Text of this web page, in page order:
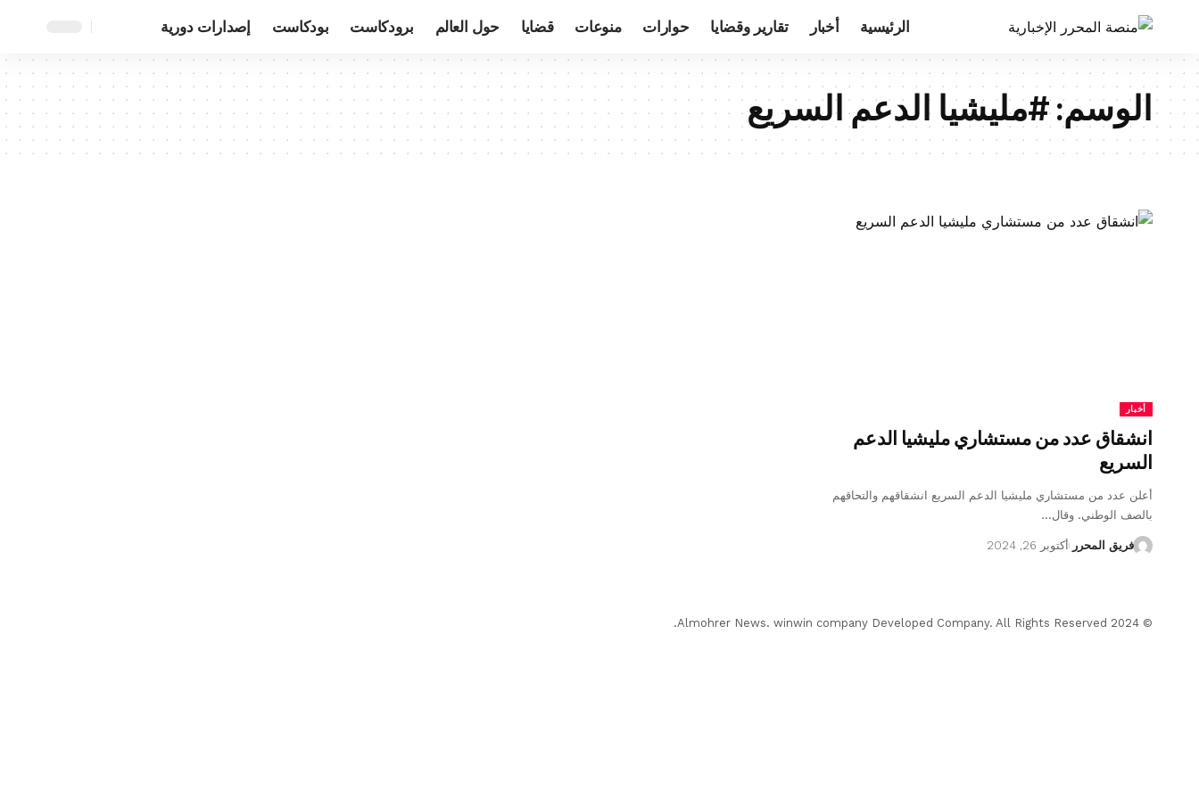
الرئيسية أخبار تقارير وقضايا حوارات منوعات قضايا حول العالم برودكاست بودكاست إصدارات دورية
الوسم:#مليشيا الدعم السريع
أخبار
انشقاق عدد من مستشاري مليشيا الدعم
السريع
أعلن عدد من مستشاري مليشيا الدعم السريع انشقاقهم والتحاقهم
بالصف الوطني. وقال…
فريق المحرر أكتوبر 26, 2024
© 2024 Almohrer News. winwin company Developed Company. All Rights Reserved.